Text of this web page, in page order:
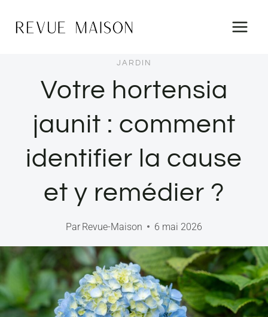
JARDIN
Votre hortensia
jaunit : comment
identifier la cause
et y remédier ?
Par Revue-Maison 6 mai 2026